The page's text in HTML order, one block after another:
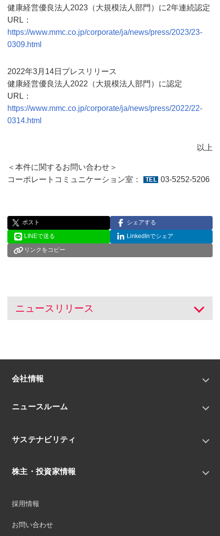
健康経営優良法人2023（大規模法人部門）に2年連続認定
URL：
https://www.mmc.co.jp/corporate/ja/news/press/2023/23-
0309.html
2022年3月14日プレスリリース
健康経営優良法人2022（大規模法人部門）に認定
URL：
https://www.mmc.co.jp/corporate/ja/news/press/2022/22-
0314.html
以上
＜本件に関するお問い合わせ＞
コーポレートコミュニケーション室：
03-5252-5206
ポスト
シェアする
LINEで送る
LinkedInでシェア
リンクをコピー
ニュースリリース 開く
会社情報
会社概要
中期経営戦略
役員
事業
ニュースルーム
トピックス
IRニュース
サステナビリティ
環境
ガバナンス
マテリアリティ
株主・投資家情報
財務ハイライト
採用情報
お問い合わせ